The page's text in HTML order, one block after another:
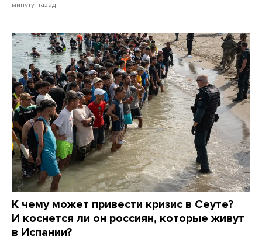
минуту назад
К чему может привести кризис в Сеуте?
И коснется ли он россиян, которые живут
в Испании?